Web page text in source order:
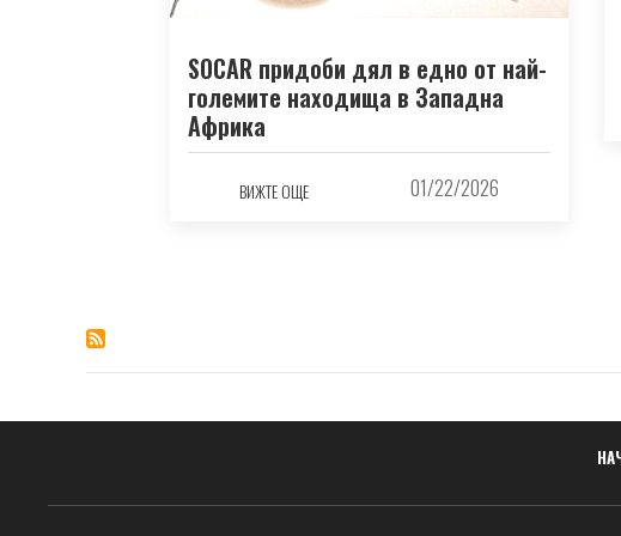
SOCAR придоби дял в едно от най-
големите находища в Западна
Африка
ВИЖТЕ ОЩЕ 01/22/2026